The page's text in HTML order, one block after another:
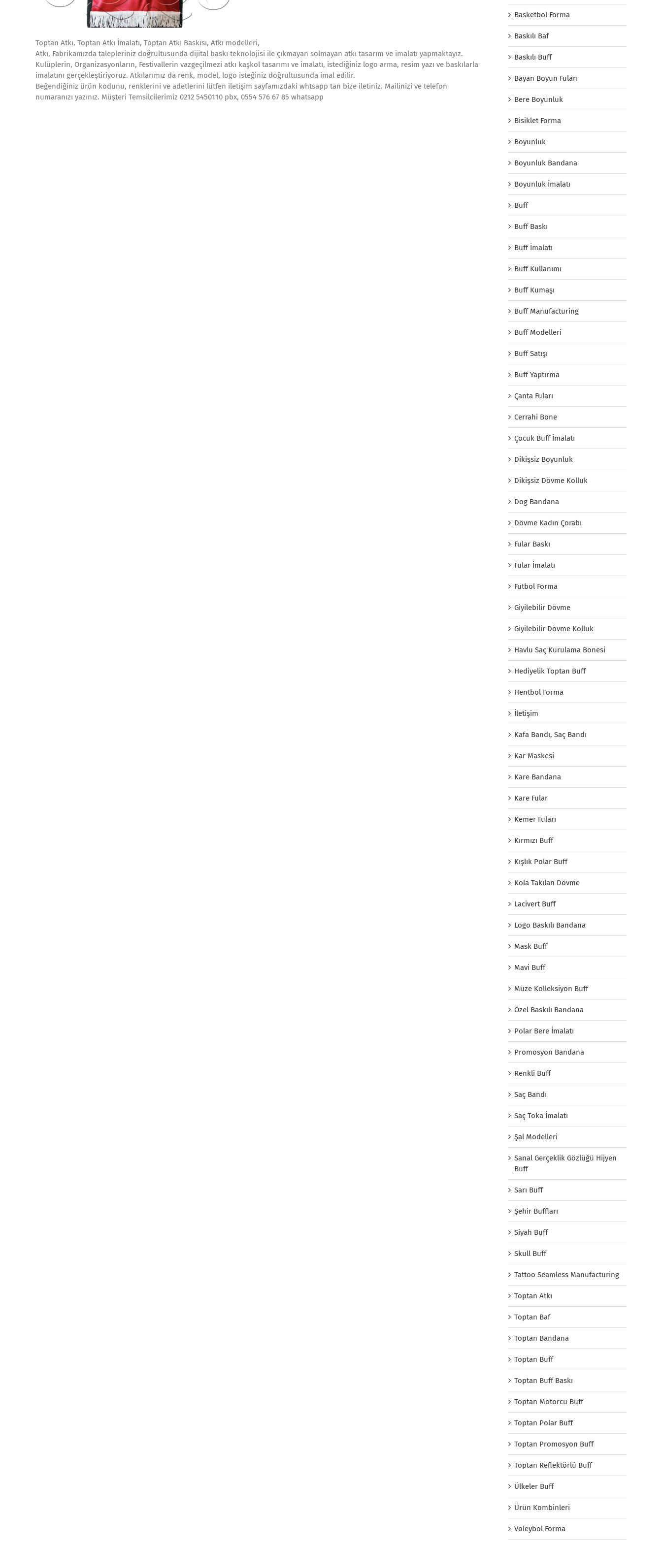
Toptan Atkı, Toptan Atkı İmalatı, Toptan Atkı Baskısı, Atkı modelleri,
Atkı, Fabrikamızda talepleriniz doğrultusunda dijital baskı teknolojisi ile çıkmayan solmayan atkı tasarım ve imalatı yapmaktayız.
Kulüplerin, Organizasyonların, Festivallerin vazgeçilmezi atkı kaşkol tasarımı ve imalatı, istediğiniz logo arma, resim yazı ve baskılarla
imalatını gerçekleştiriyoruz. Atkılarımız da renk, model, logo isteğiniz doğrultusunda imal edilir.
Beğendiğiniz ürün kodunu, renklerini ve adetlerini lütfen iletişim sayfamızdaki whtsapp tan bize iletiniz. Mailinizi ve telefon
numaranızı yazınız. Müşteri Temsilcilerimiz 0212 5450110 pbx, 0554 576 67 85 whatsapp
Basketbol Forma
Baskılı Baf
Baskılı Buff
Bayan Boyun Fuları
Bere Boyunluk
Bisiklet Forma
Boyunluk
Boyunluk Bandana
Boyunluk İmalatı
Buff
Buff Baskı
Buff İmalatı
Buff Kullanımı
Buff Kumaşı
Buff Manufacturing
Buff Modelleri
Buff Satışı
Buff Yaptırma
Çanta Fuları
Cerrahi Bone
Çocuk Buff İmalatı
Dikişsiz Boyunluk
Dikişsiz Dövme Kolluk
Dog Bandana
Dövme Kadın Çorabı
Fular Baskı
Fular İmalatı
Futbol Forma
Giyilebilir Dövme
Giyilebilir Dövme Kolluk
Havlu Saç Kurulama Bonesi
Hediyelik Toptan Buff
Hentbol Forma
İletişim
Kafa Bandı, Saç Bandı
Kar Maskesi
Kare Bandana
Kare Fular
Kemer Fuları
Kırmızı Buff
Kışlık Polar Buff
Kola Takılan Dövme
Lacivert Buff
Logo Baskılı Bandana
Mask Buff
Mavi Buff
Müze Kolleksiyon Buff
Özel Baskılı Bandana
Polar Bere İmalatı
Promosyon Bandana
Renkli Buff
Saç Bandı
Saç Toka İmalatı
Şal Modelleri
Sanal Gerçeklik Gözlüğü Hijyen
Buff
Sarı Buff
Şehir Buffları
Siyah Buff
Skull Buff
Tattoo Seamless Manufacturing
Toptan Atkı
Toptan Baf
Toptan Bandana
Toptan Buff
Toptan Buff Baskı
Toptan Motorcu Buff
Toptan Polar Buff
Toptan Promosyon Buff
Toptan Reflektörlü Buff
Ülkeler Buff
Ürün Kombinleri
Voleybol Forma